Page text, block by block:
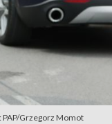
PAP/Grzegorz Momot